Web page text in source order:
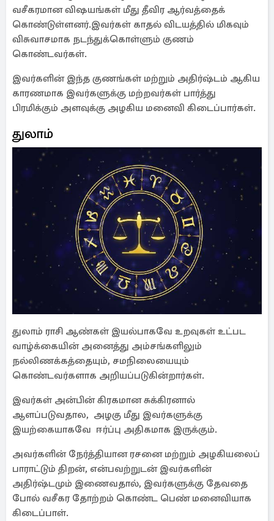
வசீகரமான விஷயங்கள் மீது தீவிர ஆர்வத்தைக்
கொண்டுள்ளனர்.இவர்கள் காதல் விடயத்தில் மிகவும்
விசுவாசமாக நடந்துக்கொள்ளும் குணம்
கொண்டவர்கள்.
இவர்களின் இந்த குணங்கள் மற்றும் அதிர்ஷ்டம் ஆகிய
காரணமாக இவர்களுக்கு மற்றவர்கள் பார்த்து
பிரமிக்கும் அளவுக்கு அழகிய மனைவி கிடைப்பார்கள்.
துலாம்
துலாம் ராசி ஆண்கள் இயல்பாகவே உறவுகள் உட்பட
வாழ்க்கையின் அனைத்து அம்சங்களிலும்
நல்லிணக்கத்தையும், சமநிலையையும்
கொண்டவர்களாக அறியப்படுகின்றார்கள்.
இவர்கள் அன்பின் கிரகமான சுக்கிரனால்
ஆளப்படுவதால, அழகு மீது இவர்களுக்கு
இயற்கையாகவே ஈர்ப்பு அதிகமாக இருக்கும்.
அவர்களின் நேர்த்தியான ரசனை மற்றும் அழகியலைப்
பாராட்டும் திறன், என்பவற்றுடன் இவர்களின்
அதிர்ஷ்டமும் இணைவதால், இவர்களுக்கு தேவதை
போல் வசீகர தோற்றம் கொண்ட பெண் மனைவியாக
கிடைப்பாள்.